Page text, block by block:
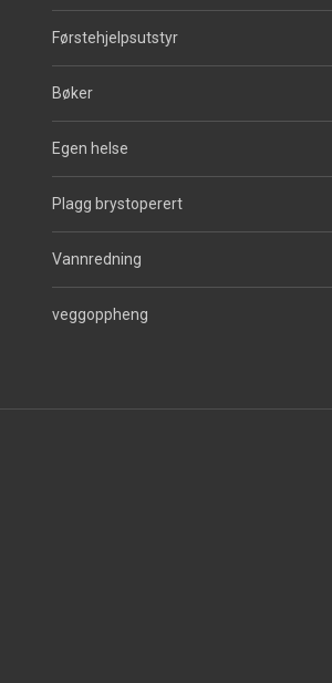
Førstehjelpsutstyr
Bøker
Egen helse
Plagg brystoperert
Vannredning
veggoppheng